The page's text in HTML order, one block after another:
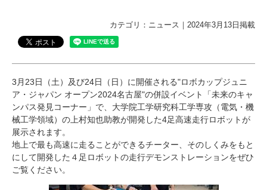
受験生 在学生
卒業生
企業・研究者
地域・一般
アクセス
キャンパスマップ お問い合わせ English 資料請求
カテゴリ：ニュース｜2024年3月13日掲載
3月23日（土）及び24日（日）に開催される"ロボカップジュニ
ア・ジャパン オープン2024名古屋"の併設イベント「未来のキャ
ンパス発見コーナー」で、大学院工学研究科工学専攻（電気・機
械工学領域）の上村知也助教が開発した4足高速走行ロボットが
展示されます。
地上で最も高速に走ることができるチーター、そのしくみをもと
にして開発した４足ロボットの走行デモンストレーションをぜひ
ご覧ください。